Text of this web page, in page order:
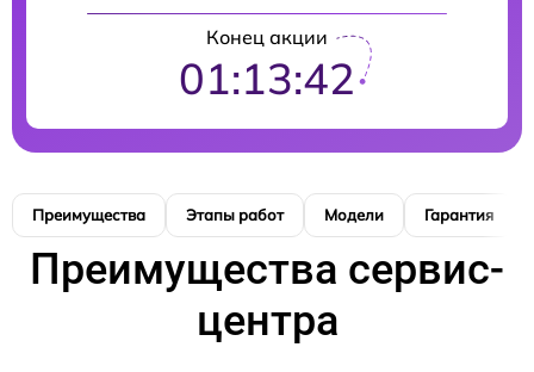
Конец акции
01:13:41
Преимущества Этапы работ Модели Гарантия
Преимущества сервис-
центра